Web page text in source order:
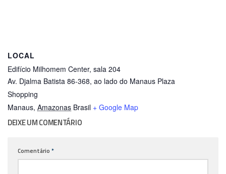
LOCAL
Edifício Milhomem Center, sala 204
Av. Djalma Batista 86-368, ao lado do Manaus Plaza
Shopping
Manaus, Amazonas Brasil + Google Map
DEIXE UM COMENTÁRIO
Comentário *